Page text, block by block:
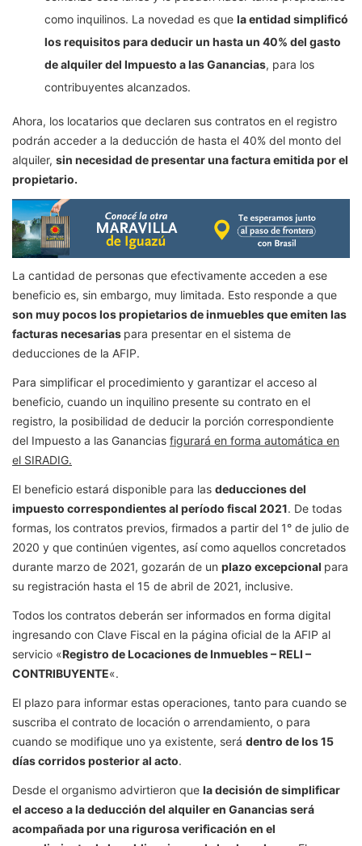
como inquilinos. La novedad es que la entidad simplificó
los requisitos para deducir un hasta un 40% del gasto
de alquiler del Impuesto a las Ganancias, para los
contribuyentes alcanzados.
Ahora, los locatarios que declaren sus contratos en el registro
podrán acceder a la deducción de hasta el 40% del monto del
alquiler, sin necesidad de presentar una factura emitida por el
propietario.
La cantidad de personas que efectivamente acceden a ese
beneficio es, sin embargo, muy limitada. Esto responde a que
son muy pocos los propietarios de inmuebles que emiten las
facturas necesarias para presentar en el sistema de
deducciones de la AFIP.
Para simplificar el procedimiento y garantizar el acceso al
beneficio, cuando un inquilino presente su contrato en el
registro, la posibilidad de deducir la porción correspondiente
del Impuesto a las Ganancias figurará en forma automática en
el SIRADIG.
El beneficio estará disponible para las deducciones del
impuesto correspondientes al período fiscal 2021. De todas
formas, los contratos previos, firmados a partir del 1° de julio de
2020 y que continúen vigentes, así como aquellos concretados
durante marzo de 2021, gozarán de un plazo excepcional para
su registración hasta el 15 de abril de 2021, inclusive.
Todos los contratos deberán ser informados en forma digital
ingresando con Clave Fiscal en la página oficial de la AFIP al
servicio «Registro de Locaciones de Inmuebles – RELI –
CONTRIBUYENTE«.
El plazo para informar estas operaciones, tanto para cuando se
suscriba el contrato de locación o arrendamiento, o para
cuando se modifique uno ya existente, será dentro de los 15
días corridos posterior al acto.
Desde el organismo advirtieron que la decisión de simplificar
el acceso a la deducción del alquiler en Ganancias será
acompañada por una rigurosa verificación en el